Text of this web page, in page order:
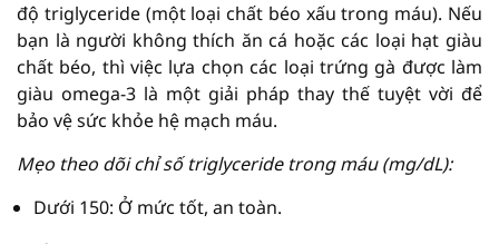
độ triglyceride (một loại chất béo xấu trong máu). Nếu
bạn là người không thích ăn cá hoặc các loại hạt giàu
chất béo, thì việc lựa chọn các loại trứng gà được làm
giàu omega-3 là một giải pháp thay thế tuyệt vời để
bảo vệ sức khỏe hệ mạch máu.
Mẹo theo dõi chỉ số triglyceride trong máu (mg/dL):
Dưới 150: Ở mức tốt, an toàn.